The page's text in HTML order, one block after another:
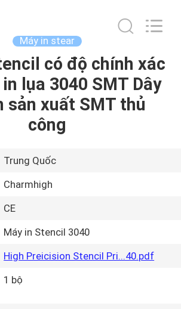
Máy in stear
có độ chính xác
lụa 3040 SMT Dây
sản xuất SMT thủ
công
Trung Quốc
Charmhigh
CE
Máy in Stencil 3040
High Preicision Stencil Pri...40.pdf
1 bộ